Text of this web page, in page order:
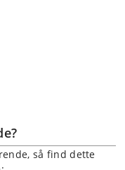
så find dette